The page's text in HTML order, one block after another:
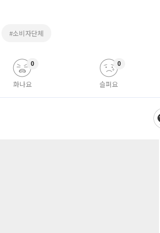
#소비자단체
화나요
0
슬퍼요
0